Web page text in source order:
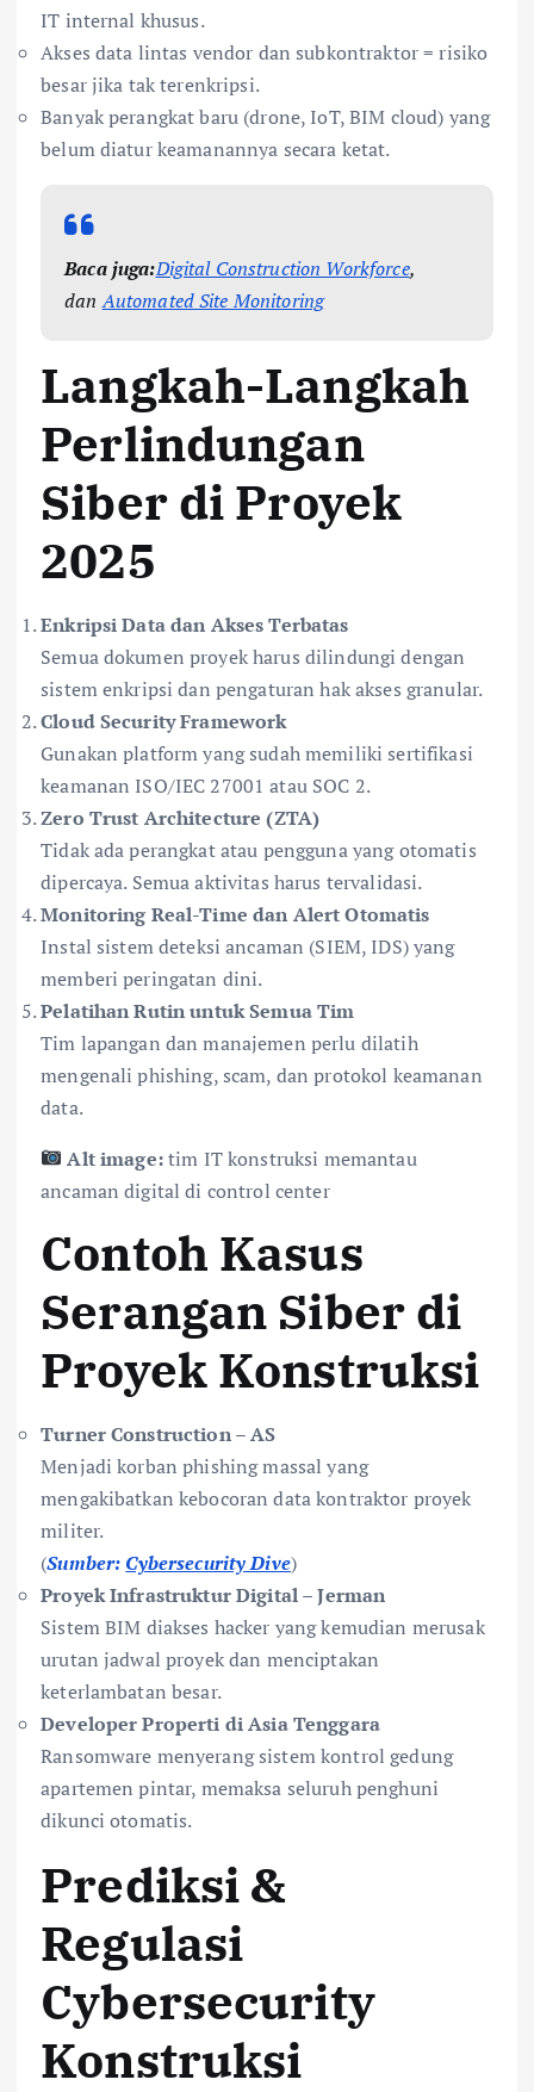
IT internal khusus.
Akses data lintas vendor dan subkontraktor = risiko
besar jika tak terenkripsi.
Banyak perangkat baru (drone, IoT, BIM cloud) yang
belum diatur keamanannya secara ketat.
Baca juga:Digital Construction Workforce,
danAutomated Site Monitoring
Langkah-Langkah
Perlindungan
Siber di Proyek
2025
Enkripsi Data dan Akses Terbatas
Semua dokumen proyek harus dilindungi dengan
sistem enkripsi dan pengaturan hak akses granular.
Cloud Security Framework
Gunakan platform yang sudah memiliki sertifikasi
keamanan ISO/IEC 27001 atau SOC 2.
Zero Trust Architecture (ZTA)
Tidak ada perangkat atau pengguna yang otomatis
dipercaya. Semua aktivitas harus tervalidasi.
Monitoring Real-Time dan Alert Otomatis
Instal sistem deteksi ancaman (SIEM, IDS) yang
memberi peringatan dini.
Pelatihan Rutin untuk Semua Tim
Tim lapangan dan manajemen perlu dilatih
mengenali phishing, scam, dan protokol keamanan
data.
Alt image:tim IT konstruksi memantau
ancaman digital di control center
Contoh Kasus
Serangan Siber di
Proyek Konstruksi
Turner Construction – AS
Menjadi korban phishing massal yang
mengakibatkan kebocoran data kontraktor proyek
militer.
(Sumber: Cybersecurity Dive)
Proyek Infrastruktur Digital – Jerman
Sistem BIM diakses hacker yang kemudian merusak
urutan jadwal proyek dan menciptakan
keterlambatan besar.
Developer Properti di Asia Tenggara
Ransomware menyerang sistem kontrol gedung
apartemen pintar, memaksa seluruh penghuni
dikunci otomatis.
Prediksi &
Regulasi
Cybersecurity
Konstruksi